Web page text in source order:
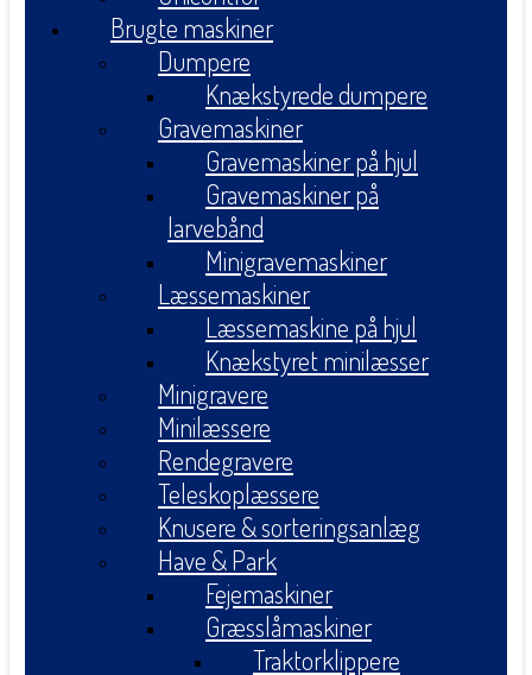
Brugte maskiner
Dumpere
Knækstyrede dumpere
Gravemaskiner
Gravemaskiner på hjul
Gravemaskiner på
larvebånd
Minigravemaskiner
Læssemaskiner
Læssemaskine på hjul
Knækstyret minilæsser
Minigravere
Minilæssere
Rendegravere
Teleskoplæssere
Knusere & sorteringsanlæg
Have & Park
Fejemaskiner
Græsslåmaskiner
Traktorklippere